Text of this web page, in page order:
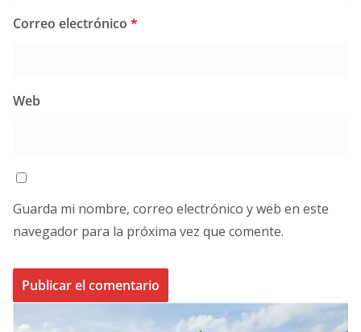
Correo electrónico *
Web
Guarda mi nombre, correo electrónico y web en este
navegador para la próxima vez que comente.